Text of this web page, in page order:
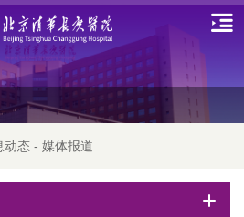
动态 - 媒体报道